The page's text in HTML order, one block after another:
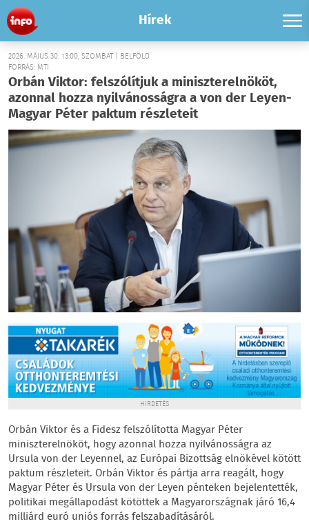
Hírek
2026. MÁJUS 30. 13:00, SZOMBAT | BELFÖLD
FORRÁS: MTI
Orbán Viktor: felszólítjuk a miniszterelnököt,
azonnal hozza nyilvánosságra a von der Leyen-
Magyar Péter paktum részleteit
HIRDETÉS
Orbán Viktor és a Fidesz felszólította Magyar Péter
miniszterelnököt, hogy azonnal hozza nyilvánosságra az
Ursula von der Leyennel, az Európai Bizottság elnökével kötött
paktum részleteit. Orbán Viktor és pártja arra reagált, hogy
Magyar Péter és Ursula von der Leyen pénteken bejelentették,
politikai megállapodást kötöttek a Magyarországnak járó 16,4
milliárd euró uniós forrás felszabadításáról.